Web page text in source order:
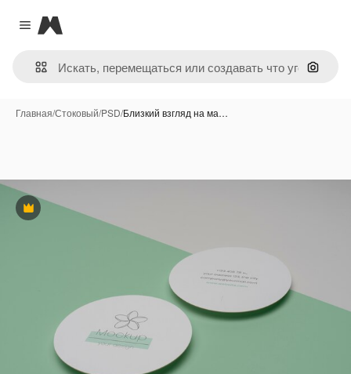
Close menu
Magnific
Поиск
Главная/Стоковый/PSD/Близкий взгляд на ма…
Премиум